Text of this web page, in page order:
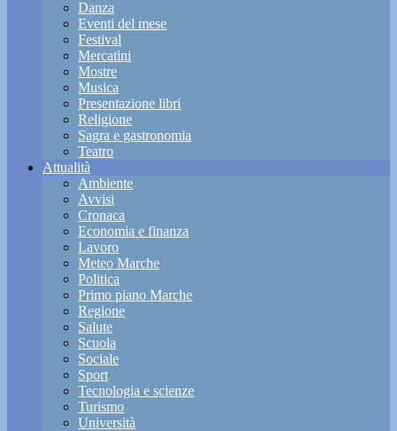
Danza
Eventi del mese
Festival
Mercatini
Mostre
Musica
Presentazione libri
Religione
Sagra e gastronomia
Teatro
Attualità
Ambiente
Avvisi
Cronaca
Economia e finanza
Lavoro
Meteo Marche
Politica
Primo piano Marche
Regione
Salute
Scuola
Sociale
Sport
Tecnologia e scienze
Turismo
Università